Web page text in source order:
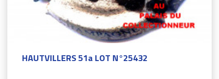
HAUTVILLERS 51a LOT N°25432